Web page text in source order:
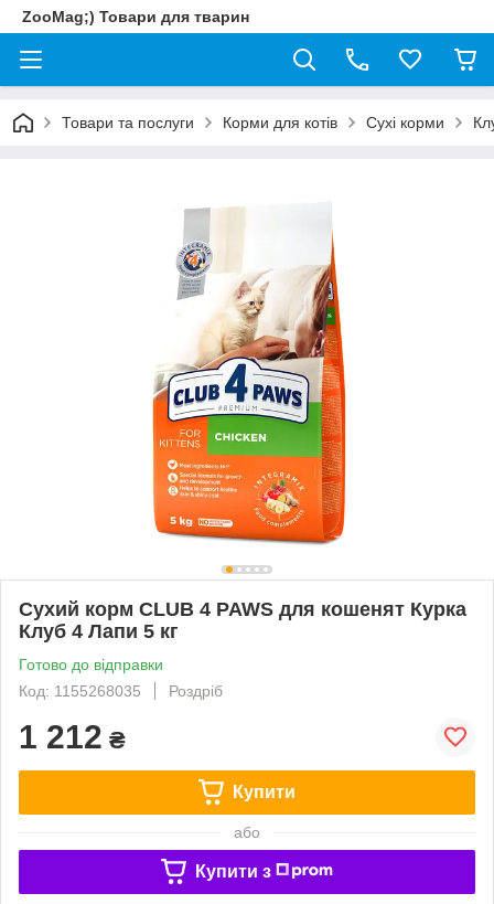
ZooMag;) Товари для тварин
Товари та послуги Корми для котів Сухі корми
Сухий корм CLUB 4 PAWS для кошенят Курка
Клуб 4 Лапи 5 кг
Готово до відправки
Код: 1155268035
Роздріб
1 212 ₴
Купити
або
Купити з